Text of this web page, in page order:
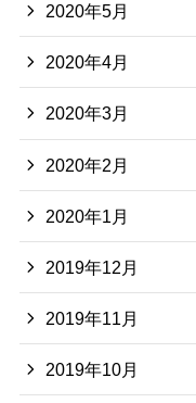
2020年5月
2020年4月
2020年3月
2020年2月
2020年1月
2019年12月
2019年11月
2019年10月